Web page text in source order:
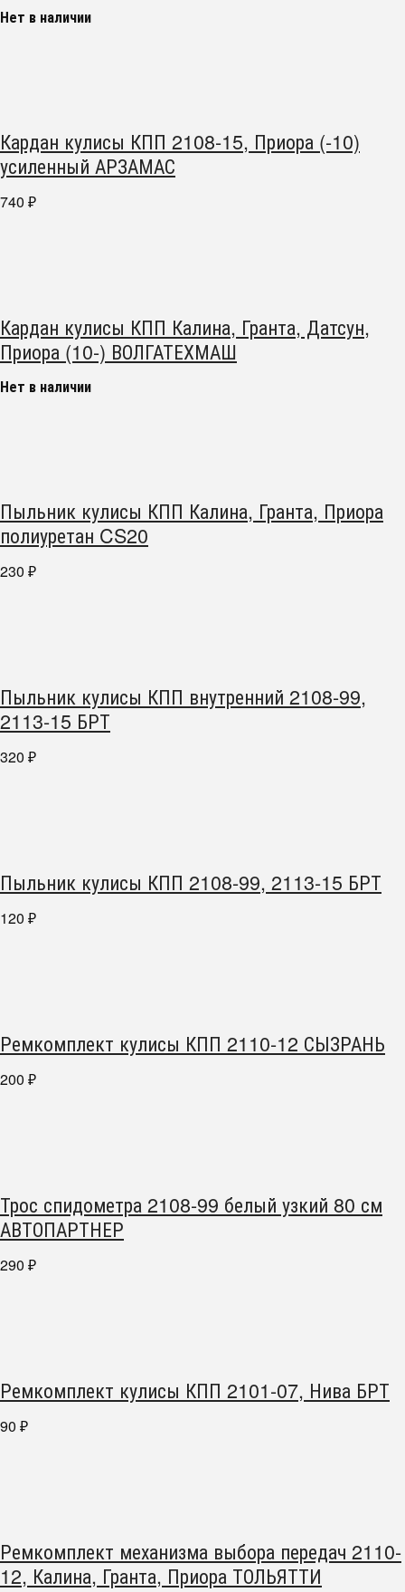
Нет в наличии
Кардан кулисы КПП 2108-15, Приора (-10)
усиленный АРЗАМАС
740 ₽
Кардан кулисы КПП Калина, Гранта, Датсун,
Приора (10-) ВОЛГАТЕХМАШ
Нет в наличии
Пыльник кулисы КПП Калина, Гранта, Приора
полиуретан CS20
230 ₽
Пыльник кулисы КПП внутренний 2108-99,
2113-15 БРТ
320 ₽
Пыльник кулисы КПП 2108-99, 2113-15 БРТ
120 ₽
Ремкомплект кулисы КПП 2110-12 СЫЗРАНЬ
200 ₽
Трос спидометра 2108-99 белый узкий 80 см
АВТОПАРТНЕР
290 ₽
Ремкомплект кулисы КПП 2101-07, Нива БРТ
90 ₽
Ремкомплект механизма выбора передач 2110-
12, Калина, Гранта, Приора ТОЛЬЯТТИ